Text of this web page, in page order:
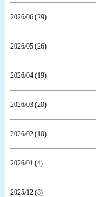
2026/06 (29)
2026/05 (26)
2026/04 (19)
2026/03 (20)
2026/02 (10)
2026/01 (4)
2025/12 (8)